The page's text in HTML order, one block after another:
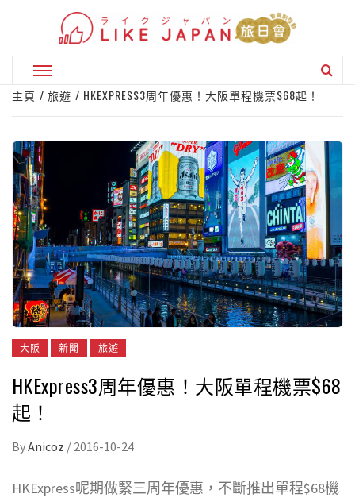
Primary
Menu
主頁 旅遊 HKEXPRESS3周年優惠！大阪單程機票$68起！
大阪 新聞 旅遊
HKExpress3周年優惠！大阪單程機票$68
起！
ByAnicoz / 2016-10-24
HKExpress呢期做緊三周年優惠，不斷推出單程$68機